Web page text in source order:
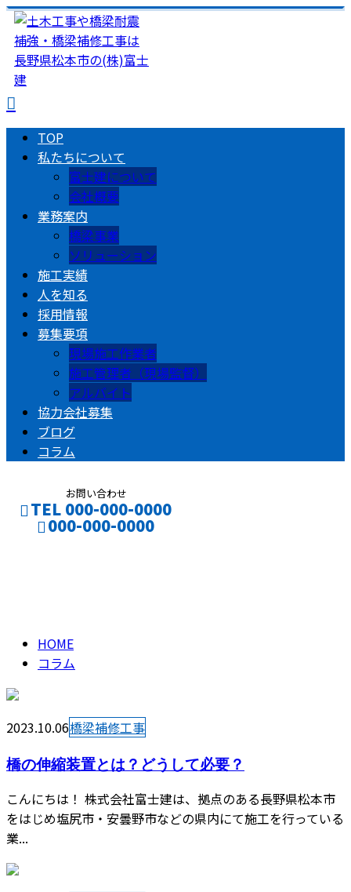
TOP
私たちについて
富士建について
会社概要
業務案内
橋梁事業
ソリューション
施工実績
人を知る
採用情報
募集要項
現場施工作業者
施工管理者（現場監督）
アルバイト
協力会社募集
ブログ
コラム
お問い合わせ
TEL 000-000-0000
000-000-0000
HOME
コラム
2023.10.06橋梁補修工事
橋の伸縮装置とは？どうして必要？
こんにちは！ 株式会社富士建は、拠点のある長野県松本市
をはじめ塩尻市・安曇野市などの県内にて施工を行っている
業...